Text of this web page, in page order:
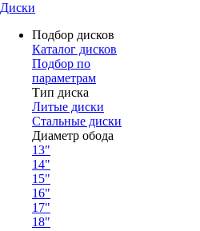
Диски
Подбор дисков
Каталог дисков
Подбор по
параметрам
Тип диска
Литые диски
Стальные диски
Диаметр обода
13"
14"
15"
16"
17"
18"